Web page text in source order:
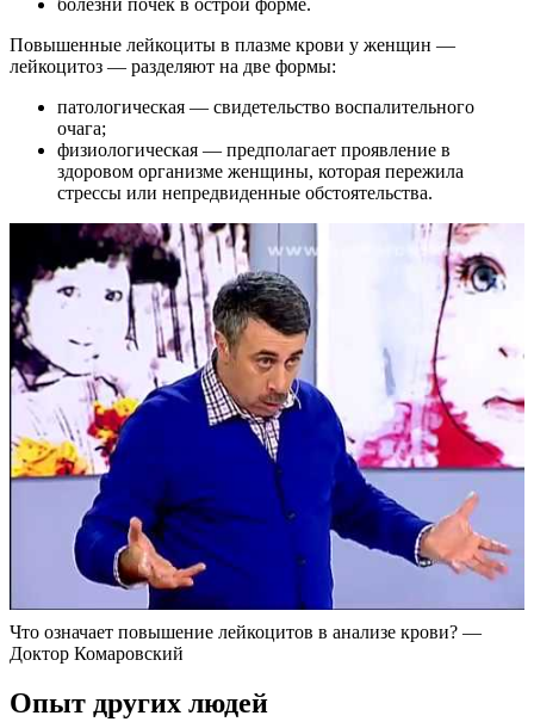
Повышенные лейкоциты в плазме крови у женщин —
лейкоцитоз — разделяют на две формы:
патологическая — свидетельство воспалительного
очага;
физиологическая — предполагает проявление в
здоровом организме женщины, которая пережила
стрессы или непредвиденные обстоятельства.
Что означает повышение лейкоцитов в анализе крови? —
Доктор Комаровский
Опыт других людей